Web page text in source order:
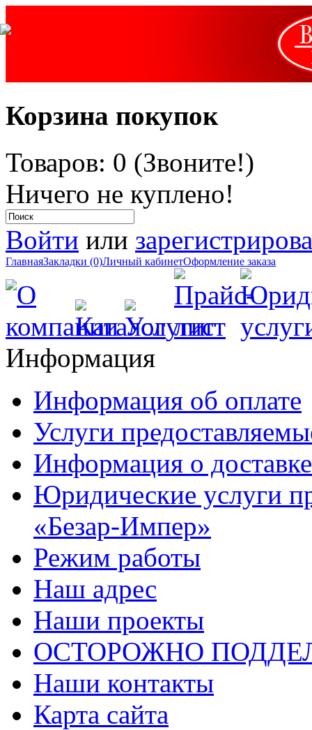
Корзина покупок
Товаров: 0 (Звоните!)
Ничего не куплено!
Войти или
ГлавнаяЗакладки (0)Личный кабинетОформление заказа
Информация
Информация об оплате
Услуги
Информация о доставке
Юридические услуги
«Безар-Импер»
Режим работы
Наш адрес
Наши проекты
ОСТОРОЖНО
Наши контакты
Карта сайта